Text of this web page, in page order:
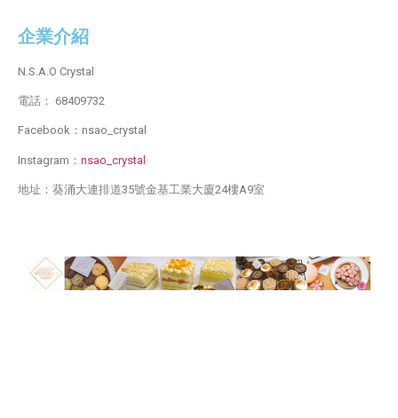
企業介紹
N.S.A.O Crystal
電話： 68409732
Facebook：nsao_crystal
Instagram： nsao_crystal
地址：葵涌大連排道35號金基工業大廈24樓A9室